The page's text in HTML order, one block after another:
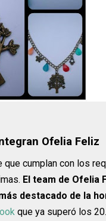
Ofelia Feliz
cumplan con los
El team de Ofelia
destacado de la
que ya superó los